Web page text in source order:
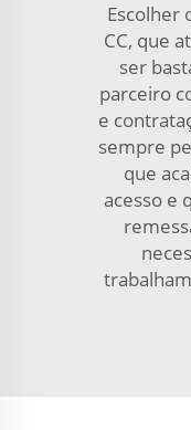
Escolher
CC, que
ser
parceiro
e
sempre
que
acesso e